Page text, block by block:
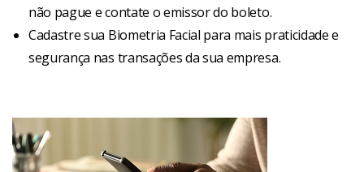
não pague e contate o emissor do boleto.
Cadastre sua Biometria Facial para mais praticidade e
segurança nas transações da sua empresa.